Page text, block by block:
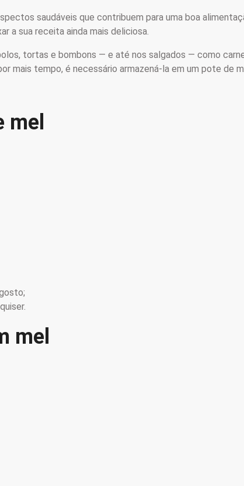
saudáveis que contribuem para uma boa
a sua receita ainda mais deliciosa.
tortas e bombons — e até nos salgados — como
mais tempo, é necessário armazená-la em um pote de
mel
mel